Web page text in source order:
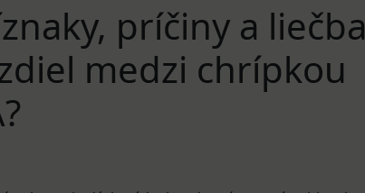
príčiny a liečba
medzi chrípkou